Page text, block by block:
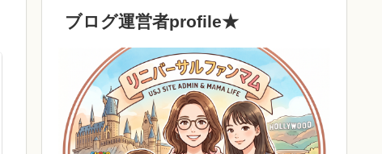
ブログ運営者profile★